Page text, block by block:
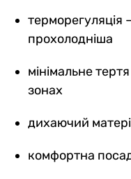
терморегуляція
прохолодніша
мінімальне
зонах
дихаючий
комфортна